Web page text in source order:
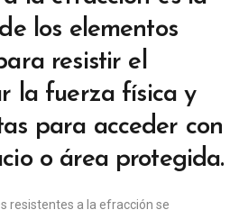
los elementos
resistir el
la fuerza física y
para acceder con
o área protegida.
resistentes a la efracción se